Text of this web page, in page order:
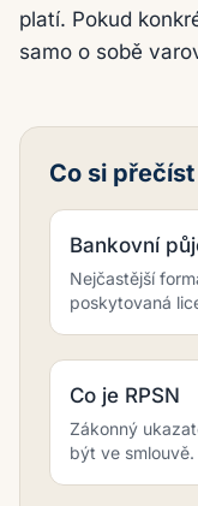
platí. Pokud
samo o sobě
Co si
Bankovní
Nejčastější
poskytovaná
Co je RPSN
Zákonný
být ve smlouvě.